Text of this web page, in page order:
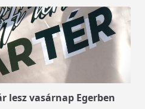
lesz vasárnap Egerben